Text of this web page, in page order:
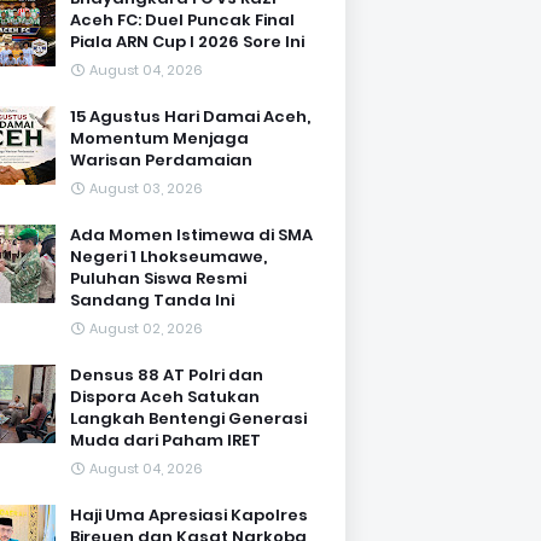
Aceh FC: Duel Puncak Final
Piala ARN Cup I 2026 Sore Ini
August 04, 2026
15 Agustus Hari Damai Aceh,
Momentum Menjaga
Warisan Perdamaian
August 03, 2026
Ada Momen Istimewa di SMA
Negeri 1 Lhokseumawe,
Puluhan Siswa Resmi
Sandang Tanda Ini
August 02, 2026
Densus 88 AT Polri dan
Dispora Aceh Satukan
Langkah Bentengi Generasi
Muda dari Paham IRET
August 04, 2026
Haji Uma Apresiasi Kapolres